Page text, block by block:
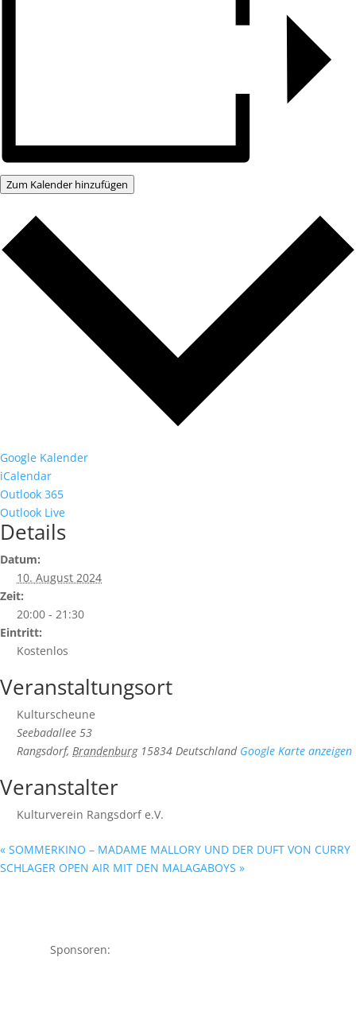
Zum Kalender hinzufügen
Google Kalender
iCalendar
Outlook 365
Outlook Live
Details
Datum:
10. August 2024
Zeit:
20:00 - 21:30
Eintritt:
Kostenlos
Veranstaltungsort
Kulturscheune
Seebadallee 53
Rangsdorf, Brandenburg 15834 Deutschland Google Karte anzeigen
Veranstalter
Kulturverein Rangsdorf e.V.
« SOMMERKINO – MADAME MALLORY UND DER DUFT VON CURRY
SCHLAGER OPEN AIR MIT DEN MALAGABOYS »
Sponsoren: